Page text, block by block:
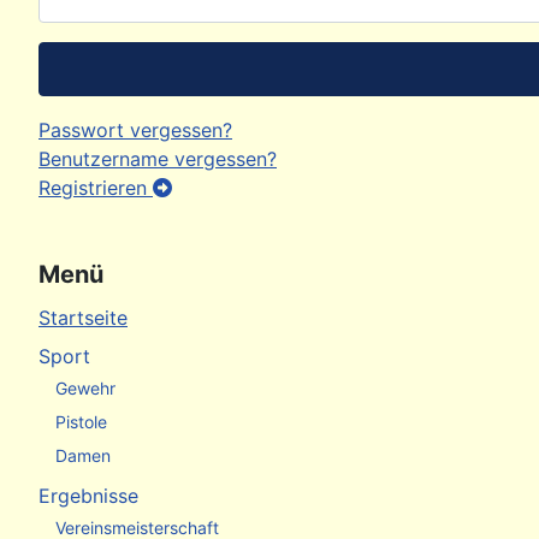
Menü
Startseite
Sport
Gewehr
Pistole
Damen
Ergebnisse
Vereinsmeisterschaft
Passwort vergessen?
Benutzername vergessen?
Registrieren